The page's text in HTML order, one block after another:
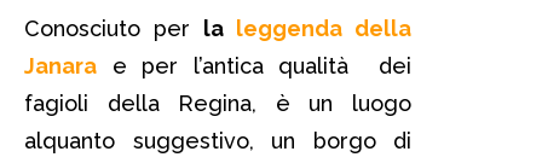
Conosciuto per la leggenda della
Janara e per l’antica qualità dei
fagioli della Regina, è un luogo
alquanto suggestivo, un borgo di